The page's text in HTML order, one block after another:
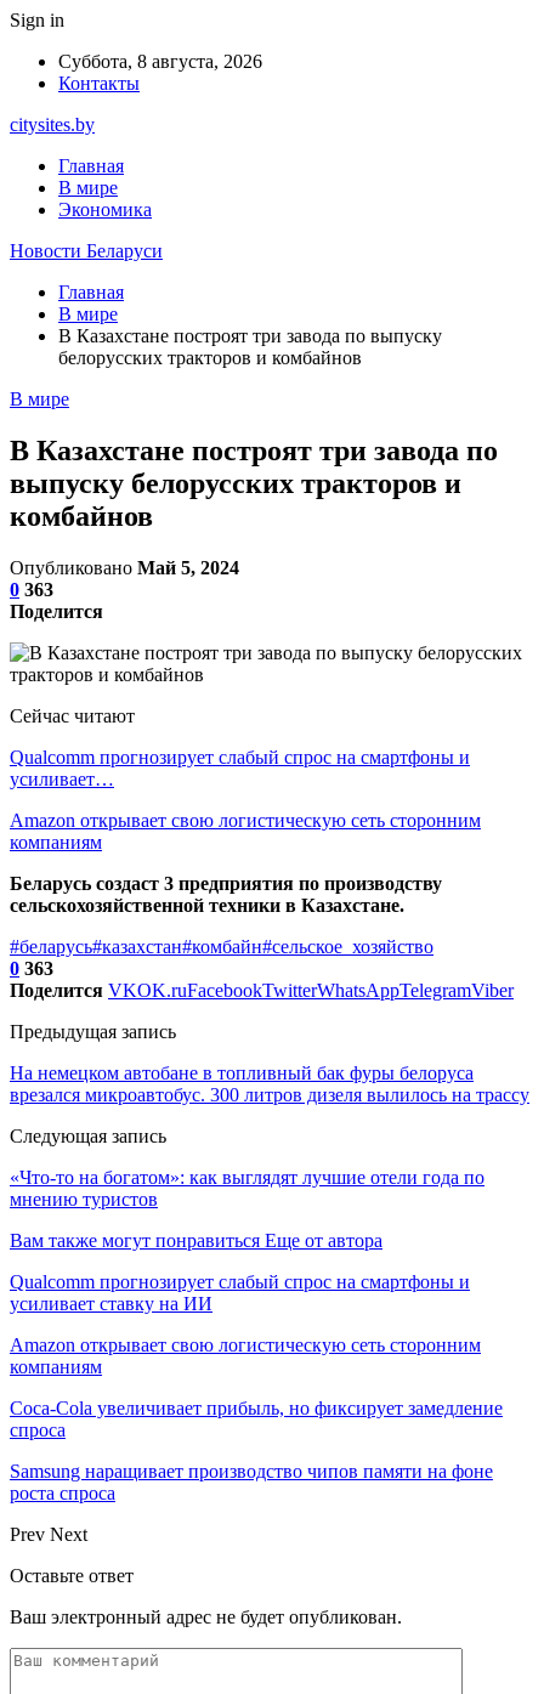
Sign in
Суббота, 8 августа, 2026
Контакты
citysites.by
Главная
В мире
Экономика
Новости Беларуси
Главная
В мире
В Казахстане построят три завода по выпуску
белорусских тракторов и комбайнов
В мире
В Казахстане построят три завода по
выпуску белорусских тракторов и
комбайнов
Опубликовано Май 5, 2024
0 363
Поделится
Сейчас читают
Qualcomm прогнозирует слабый спрос на смартфоны и
усиливает…
Amazon открывает свою логистическую сеть сторонним
компаниям
Беларусь создаст 3 предприятия по производству
сельскохозяйственной техники в Казахстане.
#беларусь#казахстан#комбайн#сельское_хозяйство
0 363
Поделится VKOK.ruFacebookTwitterWhatsAppTelegramViber
Предыдущая запись
На немецком автобане в топливный бак фуры белоруса
врезался микроавтобус. 300 литров дизеля вылилось на трассу
Следующая запись
«Что-то на богатом»: как выглядят лучшие отели года по
мнению туристов
Вам также могут понравиться Еще от автора
Qualcomm прогнозирует слабый спрос на смартфоны и
усиливает ставку на ИИ
Amazon открывает свою логистическую сеть сторонним
компаниям
Coca-Cola увеличивает прибыль, но фиксирует замедление
спроса
Samsung наращивает производство чипов памяти на фоне
роста спроса
Prev Next
Оставьте ответ
Ваш электронный адрес не будет опубликован.